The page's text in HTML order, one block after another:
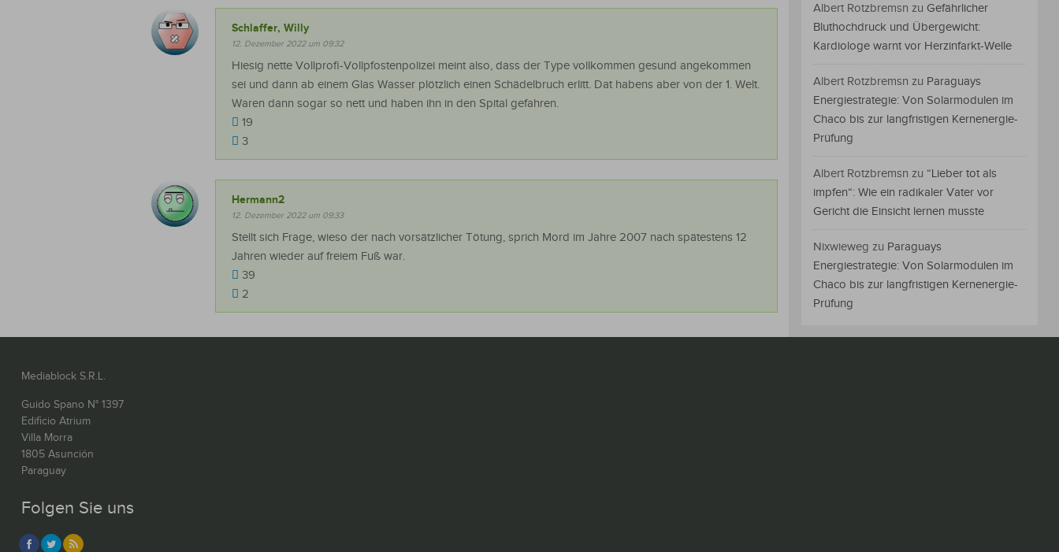
Schlaffer, Willy
12. Dezember 2022 um 09:32
Hiesig nette Vollprofi-Vollpfostenpolizei meint also, dass der Type vollkommen gesund angekommen
sei und dann ab einem Glas Wasser plötzlich einen Schädelbruch erlitt. Dat habens aber von der 1. Welt.
Waren dann sogar so nett und haben ihn in den Spital gefahren.
19
3
Hermann2
12. Dezember 2022 um 09:33
Stellt sich Frage, wieso der nach vorsätzlicher Tötung, sprich Mord im Jahre 2007 nach spätestens 12
Jahren wieder auf freiem Fuß war.
39
2
Albert Rotzbremsn zu Gefährlicher
Bluthochdruck und Übergewicht:
Kardiologe warnt vor Herzinfarkt-Welle
Albert Rotzbremsn zu Paraguays
Energiestrategie: Von Solarmodulen im
Chaco bis zur langfristigen Kernenergie-
Prüfung
Albert Rotzbremsn zu “Lieber tot als
impfen“: Wie ein radikaler Vater vor
Gericht die Einsicht lernen musste
Nixwieweg zu Paraguays
Energiestrategie: Von Solarmodulen im
Chaco bis zur langfristigen Kernenergie-
Prüfung
Mediablock S.R.L.
Guido Spano N° 1397
Edificio Atrium
Villa Morra
1805 Asunción
Paraguay
Folgen Sie uns